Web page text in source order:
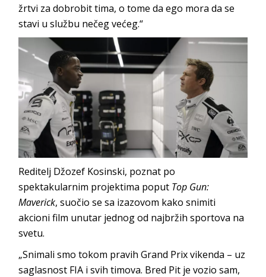
žrtvi za dobrobit tima, o tome da ego mora da se
stavi u službu nečeg većeg.“
Reditelj Džozef Kosinski, poznat po
spektakularnim projektima poput Top Gun:
Maverick, suočio se sa izazovom kako snimiti
akcioni film unutar jednog od najbržih sportova na
svetu.
„Snimali smo tokom pravih Grand Prix vikenda – uz
saglasnost FIA i svih timova. Bred Pit je vozio sam,